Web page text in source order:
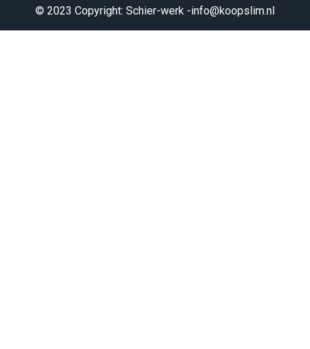
© 2023 Copyright: Schier-werk -info@koopslim.nl